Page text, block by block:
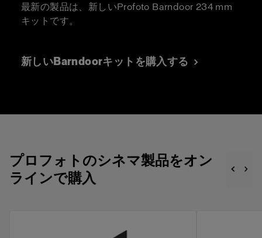
最新の製品は、新しいProfoto Barndoor 234 mm
キットです。
新しいBarndoorキットを購入する
プロフォトのシネマ製品をオン
ラインで購入